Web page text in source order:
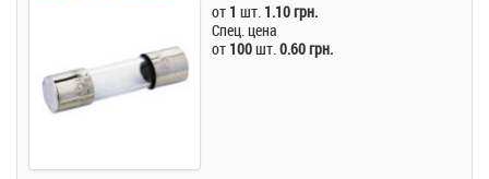
от 1 шт. 1.10 грн.
Спец. цена
от 100шт.0.60 грн.